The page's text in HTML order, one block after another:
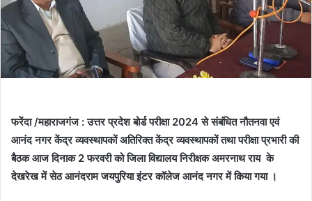
फरेंदा /महाराजगंज : उत्तर प्रदेश बोर्ड परीक्षा 2024 से संबंधित नौतनवा एवं
आनंद नगर केंद्र व्यवस्थापकों अतिरिक्त केंद्र व्यवस्थापकों तथा परीक्षा प्रभारी की
बैठक आज दिनाक 2 फरवरी को जिला विद्यालय निरीक्षक अमरनाथ राय के
देखरेख में सेठ आनंदराम जयपुरिया इंटर कॉलेज आनंद नगर में किया गया ।